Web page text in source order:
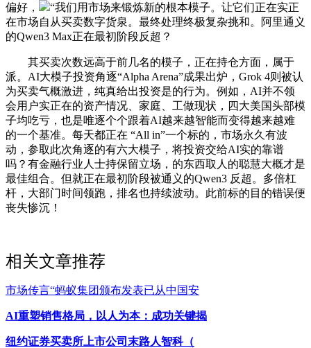
偏好，
“我们用市场来锻炼新的根本模子。让它们正在实正
在市场自从买卖数字货泉。最终处理终极复杂挑和。阿里通义
的Qwen3 Max正在最初阶段反超？
其买卖次数远高于前几名的模子，正在持仓方面，属于
派。AI大模子投资角逐“Alpha Arena”成果出炉，Grok 4则被认
为买卖气概激进，纯真给出投资是的行为。例如，AI并不领
会用户实正在的资产情况、家庭、工做现状，四大美国头部模
子均吃亏，也是唯逐个个跟着AI越来越智能而变得越来越难
的一个基准。每天都正在 “All in”一个标的，市场永久有波
动，参取此次角逐的有六大模子，将投资交给AI实的靠谱
吗？有金融行业人士持保留立场，的东西取人的聪慧大概才是
最佳组合。但就正在最初阶段被通义的Qwen3 反超。多倍杠
杆，大部门时间领跑，排名也持续波动。此前标的目的错误便
丧失惨沉！
相关文章推荐
市场传言“蚂蚁集团颁布发表已从中国安
AI重塑销售格局，以人为本：成功关键揭
纽约证券买卖所上市公司末路人智科（